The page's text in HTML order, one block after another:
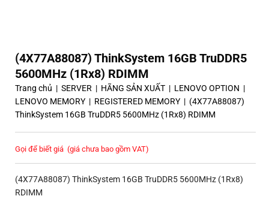
(4X77A88087) ThinkSystem 16GB TruDDR5
5600MHz (1Rx8) RDIMM
Trang chủ | SERVER | HÃNG SẢN XUẤT | LENOVO OPTION |
LENOVO MEMORY | REGISTERED MEMORY | (4X77A88087)
ThinkSystem 16GB TruDDR5 5600MHz (1Rx8) RDIMM
Gọi để biết giá (giá chưa bao gồm VAT)
(4X77A88087) ThinkSystem 16GB TruDDR5 5600MHz (1Rx8)
RDIMM